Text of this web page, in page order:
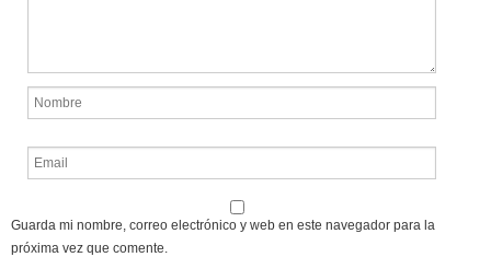
Guarda mi nombre, correo electrónico y web en este navegador para la
próxima vez que comente.